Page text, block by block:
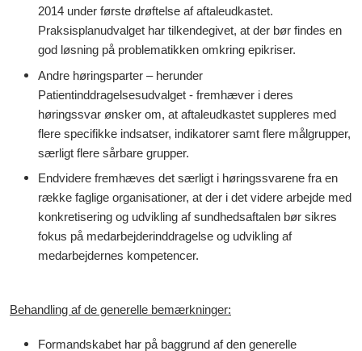
2014 under første drøftelse af aftaleudkastet.
Praksisplanudvalget har tilkendegivet, at der bør findes en
god løsning på problematikken omkring epikriser.
Andre høringsparter – herunder
Patientinddragelsesudvalget - fremhæver i deres
høringssvar ønsker om, at aftaleudkastet suppleres med
flere specifikke indsatser, indikatorer samt flere målgrupper,
særligt flere sårbare grupper.
Endvidere fremhæves det særligt i høringssvarene fra en
række faglige organisationer, at der i det videre arbejde med
konkretisering og udvikling af sundhedsaftalen bør sikres
fokus på medarbejderinddragelse og udvikling af
medarbejdernes kompetencer.
Behandling af de generelle bemærkninger:
Formandskabet har på baggrund af den generelle